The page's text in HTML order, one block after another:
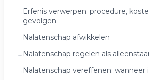
Erfenis verwerpen: procedure,
gevolgen
Nalatenschap afwikkelen
Nalatenschap regelen als
Nalatenschap vereffenen: wanneer